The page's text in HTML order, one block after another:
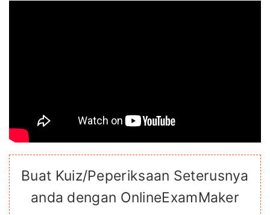
Buat Kuiz/Peperiksaan Seterusnya
anda dengan OnlineExamMaker